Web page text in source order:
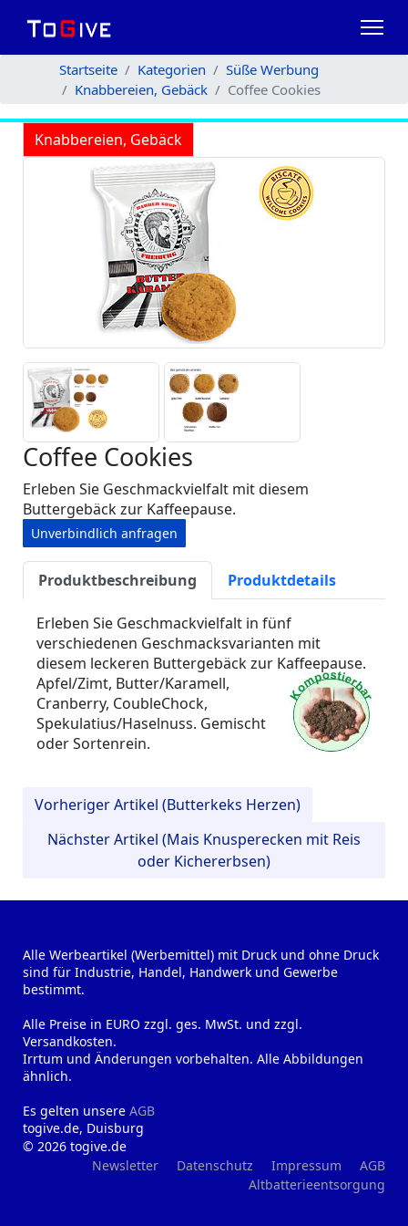
Startseite Kategorien
Süße Werbung
Knabbereien, Gebäck
Coffee Cookies
Knabbereien, Gebäck
Coffee Cookies
Erleben Sie Geschmackvielfalt mit diesem
Buttergebäck zur Kaffeepause.
Unverbindlich anfragen
Produktbeschreibung Produktdetails
Erleben Sie Geschmackvielfalt in fünf
verschiedenen Geschmacksvarianten mit
diesem leckeren Buttergebäck zur Kaffeepause.
Apfel/Zimt, Butter/Karamell,
Cranberry, CoubleChock,
Spekulatius/Haselnuss. Gemischt
oder Sortenrein.
Vorheriger Artikel (Butterkeks Herzen)
Nächster Artikel (Mais Knusperecken mit Reis
oder Kichererbsen)
Alle Werbeartikel (Werbemittel) mit Druck und ohne Druck
sind für Industrie, Handel, Handwerk und Gewerbe
bestimmt.
Alle Preise in EURO zzgl. ges. MwSt. und zzgl.
Versandkosten.
Irrtum und Änderungen vorbehalten. Alle Abbildungen
ähnlich.
Es gelten unsere AGB
togive.de, Duisburg
© 2026 togive.de
Newsletter
Datenschutz Impressum
AGB
Altbatterieentsorgung